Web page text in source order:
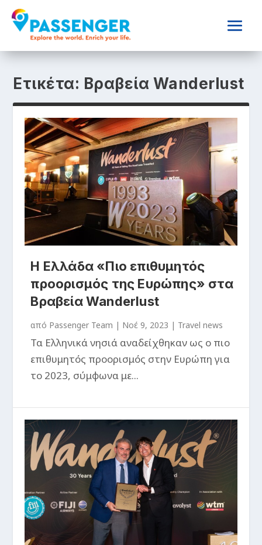
Ετικέτα: Βραβεία Wanderlust
Η Ελλάδα «Πιο επιθυμητός
προορισμός της Ευρώπης» στα
Βραβεία Wanderlust
από Passenger Team | Νοέ 9, 2023 | Travel news
Τα Ελληνικά νησιά αναδείχθηκαν ως ο πιο
επιθυμητός προορισμός στην Ευρώπη για
το 2023, σύμφωνα με...